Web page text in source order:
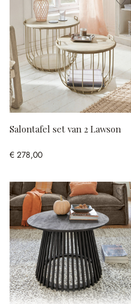
Salontafel set van 2 Lawson
€ 278,00